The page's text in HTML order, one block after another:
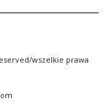
wszelkie prawa